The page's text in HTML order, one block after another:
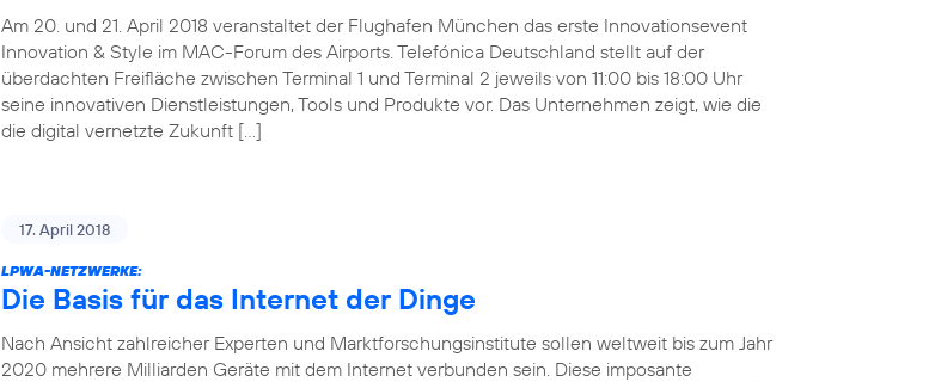
Am 20. und 21. April 2018 veranstaltet der Flughafen München das erste Innovationsevent
Innovation & Style im MAC-Forum des Airports. Telefónica Deutschland stellt auf der
überdachten Freifläche zwischen Terminal 1 und Terminal 2 jeweils von 11:00 bis 18:00 Uhr
seine innovativen Dienstleistungen, Tools und Produkte vor. Das Unternehmen zeigt, wie die
die digital vernetzte Zukunft […]
17. April 2018
LPWA-NETZWERKE:
Die Basis für das Internet der Dinge
Nach Ansicht zahlreicher Experten und Marktforschungsinstitute sollen weltweit bis zum Jahr
2020 mehrere Milliarden Geräte mit dem Internet verbunden sein. Diese imposante